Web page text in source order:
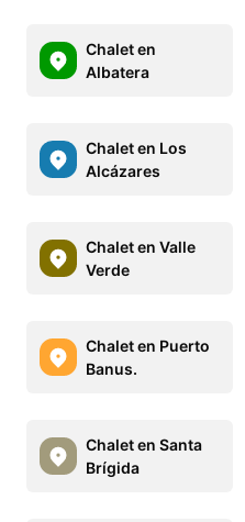
Chalet en
Albatera
Chalet en Los
Alcázares
Chalet en Valle
Verde
Chalet en Puerto
Banus.
Chalet en Santa
Brígida